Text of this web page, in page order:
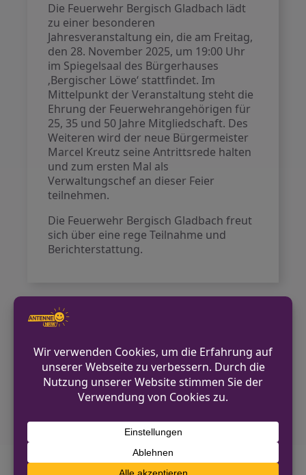
Die Feuerwehr Bergisch Gladbach lädt
zu einer besonderen
Jahresveranstaltung ein, die am Freitag,
den 28. November 2025, um 19:00 Uhr
im Spiegelsaal des Bürgerhauses
‚Bergischer Löwe‘ stattfindet. Im
Mittelpunkt der Veranstaltung steht die
Ehrung der Feuerwehrangehörigen für
25, 35 und 50 Jahre Mitgliedschaft. Des
Weiteren wird der neue Bürgermeister
Marcel Kreutz seine Antrittsrede halten
und zum ersten Mal als
Verwaltungschef an dieser Feier
teilnehmen.
Die Feuerwehr Bergisch Gladbach freut
sich über eine rege Teilnahme und
Berichterstattung.
Erfolgreicher Lehrgangsabschluss in
Beverungen: Zehn neue
NÄCHSTER BEITRAG
Aufenthaltsort des vermissten Seniors aus
Castrop-Rauxel ermittelt